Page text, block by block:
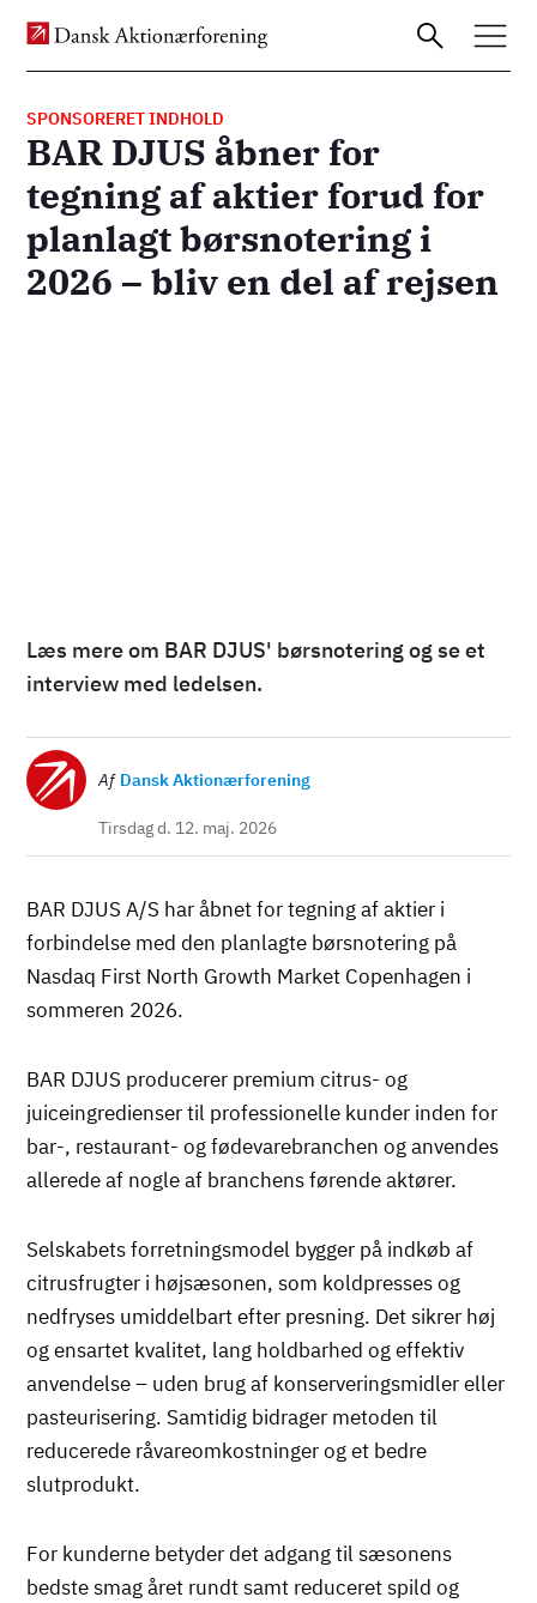
Gå
til
hovedindhold
SPONSORERET INDHOLD
BAR DJUS åbner for
tegning af aktier forud for
planlagt børsnotering i
2026 – bliv en del af rejsen
Læs mere om BAR DJUS' børsnotering og se et
interview med ledelsen.
Billede
Af Dansk Aktionærforening
Tirsdag d. 12. maj. 2026
BAR DJUS A/S har åbnet for tegning af aktier i
forbindelse med den planlagte børsnotering på
Nasdaq First North Growth Market Copenhagen i
sommeren 2026.
BAR DJUS producerer premium citrus- og
juiceingredienser til professionelle kunder inden for
bar-, restaurant- og fødevarebranchen og anvendes
allerede af nogle af branchens førende aktører.
Selskabets forretningsmodel bygger på indkøb af
citrusfrugter i højsæsonen, som koldpresses og
nedfryses umiddelbart efter presning. Det sikrer høj
og ensartet kvalitet, lang holdbarhed og effektiv
anvendelse – uden brug af konserveringsmidler eller
pasteurisering. Samtidig bidrager metoden til
reducerede råvareomkostninger og et bedre
slutprodukt.
For kunderne betyder det adgang til sæsonens
bedste smag året rundt samt reduceret spild og